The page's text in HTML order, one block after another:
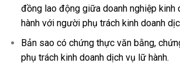
đồng lao động giữa doanh nghiệp kinh
hành với người phụ trách kinh doanh
Bản sao có chứng thực văn bằng,
phụ trách kinh doanh dịch vụ lữ hành.